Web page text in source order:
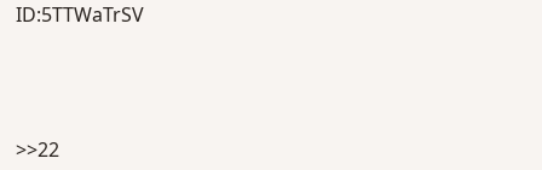
ID:5TTWaTrSV
>>22